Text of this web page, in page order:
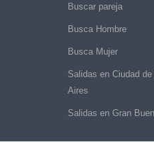
Buscar pareja
Busca Hombre
Busca Mujer
Salidas en Ciudad
Aires
Salidas en Gran